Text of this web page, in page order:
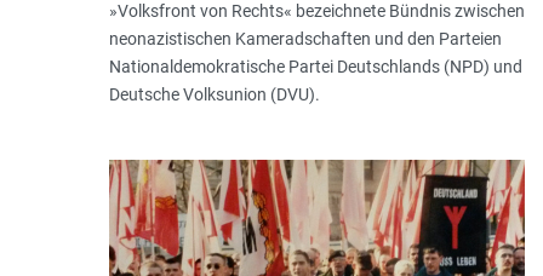
»Volksfront von Rechts« bezeichnete Bündnis zwischen
neonazistischen Kameradschaften und den Parteien
Nationaldemokratische Partei Deutschlands (NPD) und
Deutsche Volksunion (DVU).